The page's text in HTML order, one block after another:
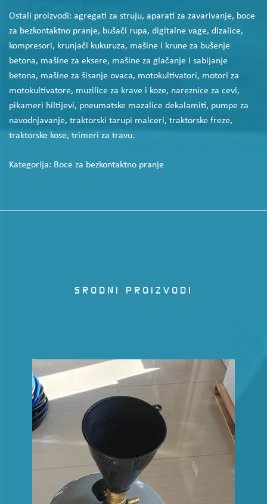
Ostali proizvodi: agregati za struju, aparati za zavarivanje, boce
za bezkontaktno pranje, bušači rupa, digitalne vage, dizalice,
kompresori, krunjači kukuruza, mašine i krune za bušenje
betona, mašine za eksere, mašine za glačanje i sabijanje
betona, mašine za šisanje ovaca, motokultivatori, motori za
motokultivatore, muzilice za krave i koze, nareznice za cevi,
pikameri hiltijevi, pneumatske mazalice dekalamiti, pumpe za
navodnjavanje, traktorski tarupi malceri, traktorske freze,
traktorske kose, trimeri za travu.
Kategorija: Boce za bezkontaktno pranje
SRODNI PROIZVODI